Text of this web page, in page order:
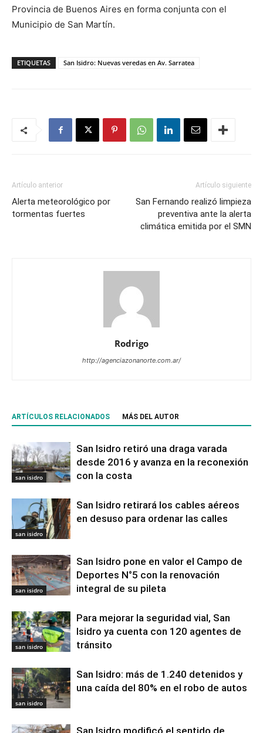
Provincia de Buenos Aires en forma conjunta con el
Municipio de San Martín.
ETIQUETAS San Isidro: Nuevas veredas en Av. Sarratea
Artículo anterior
Alerta meteorológico por
tormentas fuertes
Artículo siguiente
San Fernando realizó limpieza
preventiva ante la alerta
climática emitida por el SMN
Rodrigo
http://agenciazonanorte.com.ar/
ARTÍCULOS RELACIONADOS MÁS DEL AUTOR
san isidro
San Isidro retiró una draga varada
desde 2016 y avanza en la reconexión
con la costa
san isidro
San Isidro retirará los cables aéreos
en desuso para ordenar las calles
san isidro
San Isidro pone en valor el Campo de
Deportes N°5 con la renovación
integral de su pileta
san isidro
Para mejorar la seguridad vial, San
Isidro ya cuenta con 120 agentes de
tránsito
san isidro
San Isidro: más de 1.240 detenidos y
una caída del 80% en el robo de autos
San Isidro modificó el sentido de